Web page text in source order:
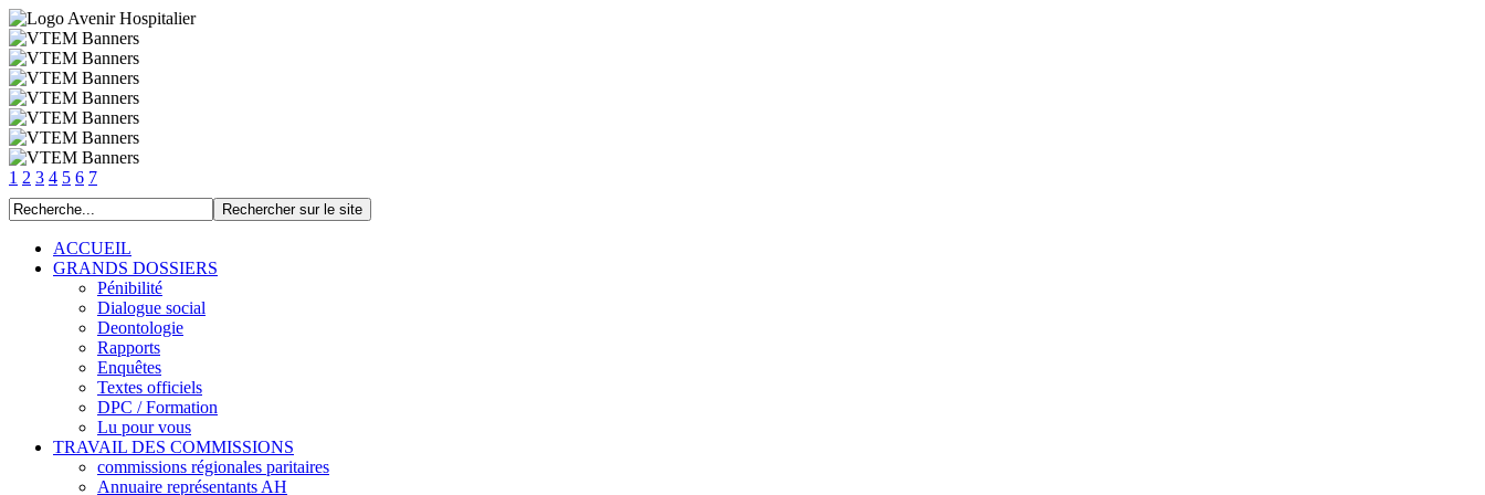
1 2 3 4 5 6 7
ACCUEIL
GRANDS DOSSIERS
Pénibilité
Dialogue social
Deontologie
Rapports
Enquêtes
Textes officiels
DPC / Formation
Lu pour vous
TRAVAIL DES COMMISSIONS
commissions régionales paritaires
Annuaire représentants AH